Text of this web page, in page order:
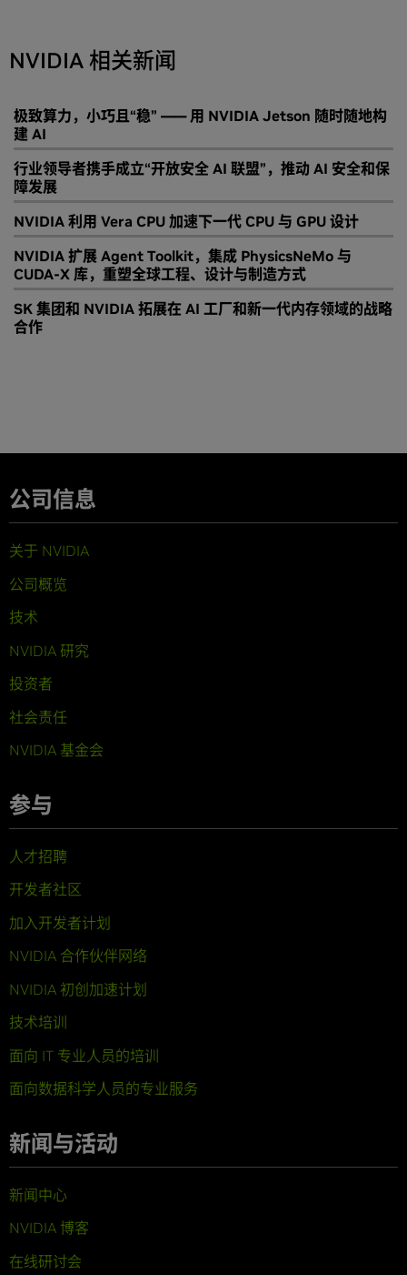
NVIDIA 相关新闻
极致算力，小巧且“稳” —— 用 NVIDIA Jetson 随时随地构
建 AI
行业领导者携手成立“开放安全 AI 联盟”，推动 AI 安全和保
障发展
NVIDIA 利用 Vera CPU 加速下一代 CPU 与 GPU 设计
NVIDIA 扩展 Agent Toolkit，集成 PhysicsNeMo 与
CUDA-X 库，重塑全球工程、设计与制造方式
SK 集团和 NVIDIA 拓展在 AI 工厂和新一代内存领域的战略
合作
公司信息
关于 NVIDIA
公司概览
技术
NVIDIA 研究
投资者
社会责任
NVIDIA 基金会
参与
人才招聘
开发者社区
加入开发者计划
NVIDIA 合作伙伴网络
NVIDIA 初创加速计划
技术培训
面向 IT 专业人员的培训
面向数据科学人员的专业服务
新闻与活动
新闻中心
NVIDIA 博客
在线研讨会